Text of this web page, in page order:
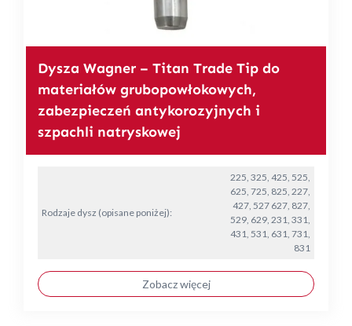
Dysza Wagner – Titan Trade Tip do
materiałów grubopowłokowych,
zabezpieczeń antykorozyjnych i
szpachli natryskowej
Rodzaje dysz (opisane poniżej):
225, 325, 425, 525,
625, 725, 825, 227,
427, 527 627, 827,
529, 629, 231, 331,
431, 531, 631, 731,
831
Zobacz więcej